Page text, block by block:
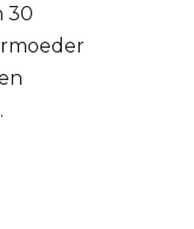
30